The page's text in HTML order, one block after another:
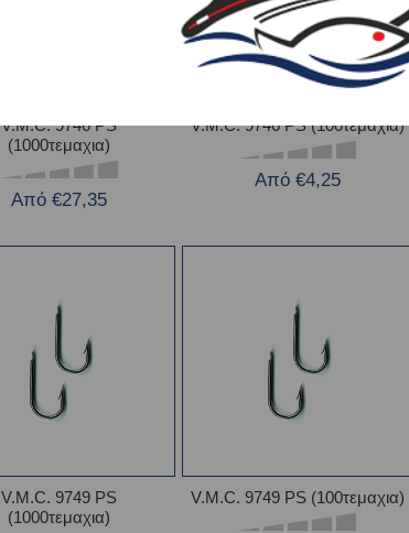
V.M.C. 9746 PS
(1000τεμαχια)
Από €27,35
V.M.C. 9746 PS (100τεμαχια)
Από €4,25
V.M.C. 9749 PS
(1000τεμαχια)
V.M.C. 9749 PS (100τεμαχια)